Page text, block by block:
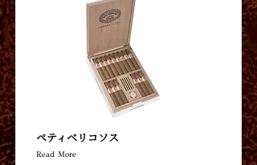
ペティベリコソス
Read More